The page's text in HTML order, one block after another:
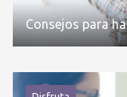
Consejos para